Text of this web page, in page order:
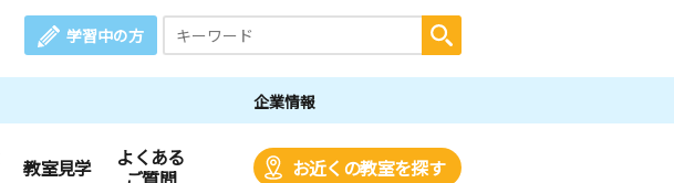
学習中の方
企業情報
教室見学
よくある
お近くの教室を探す